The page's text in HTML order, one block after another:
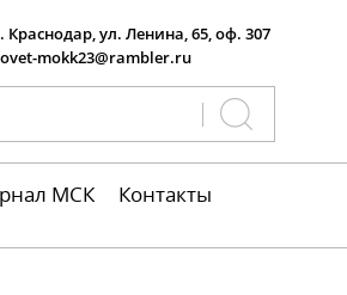
Краснодар, ул. Ленина, 65, оф. 307
mokk23@rambler.ru
МСК Контакты